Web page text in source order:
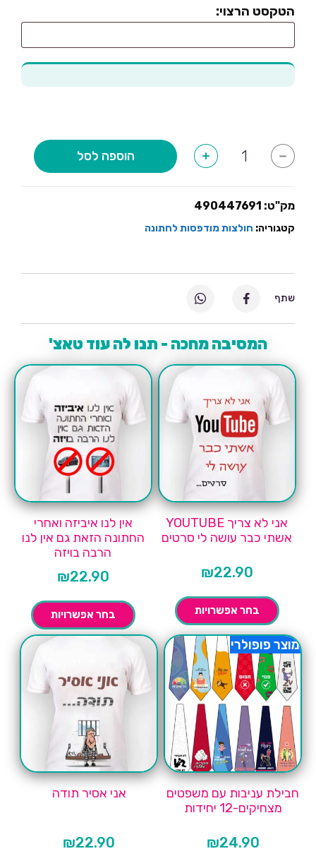
הטקסט הרצוי:
-
של
אני
זכיתי
+ הוספה לסל
מק"ט: 490447691
קטגוריה: חולצות מודפסות לחתונה
המסיבה מחכה - תנו לה עוד טאצ'
אני לא צריך YOUTUBE
אשתי כבר עושה לי סרטים
₪22.90
בחר אפשרויות
אין לנו איביזה ואחרי
החתונה הזאת גם אין לנו
הרבה בויזה
₪22.90
בחר אפשרויות
מוצר פופולרי
חבילת עניבות עם משפטים
מצחיקים-12 יחידות
₪24.90
אני אסיר תודה
₪22.90
שתף